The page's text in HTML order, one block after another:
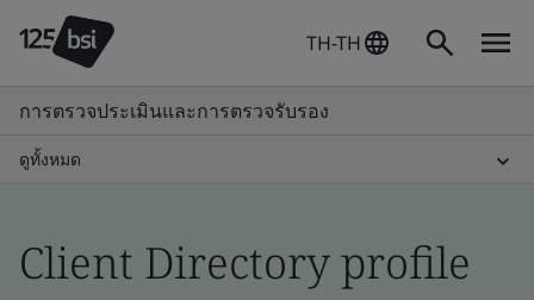
TH-TH
การตรวจประเมินและการตรวจรับรอง
ดูทั้งหมด
Client Directory profile